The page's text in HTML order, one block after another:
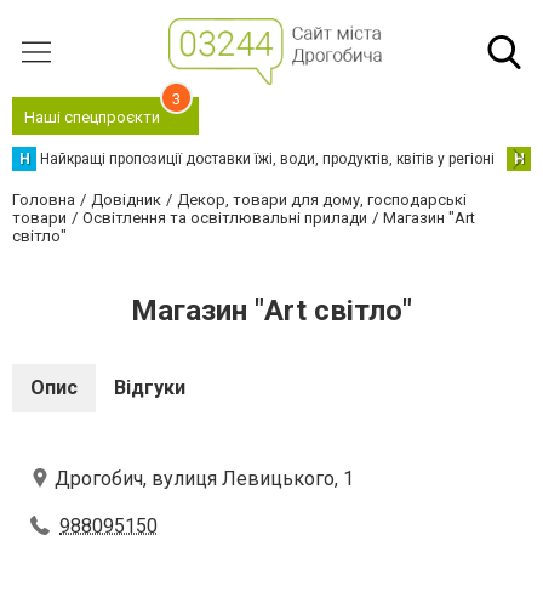
Наші спецпроєкти
3
Н Найкращі пропозиції доставки їжі, води, продуктів, квітів у регіоні Н
Головна Довідник
Декор, товари для дому, господарські
товари
Освітлення та освітлювальні прилади
Магазин "Art
світло"
Магазин "Art світло"
Опис Відгуки
Дрогобич, вулиця Левицького, 1
988095150